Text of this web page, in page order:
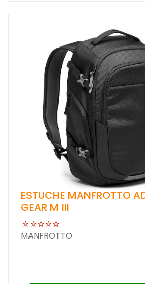
ESTUCHE MANFROTTO
GEAR M III
MANFROTTO